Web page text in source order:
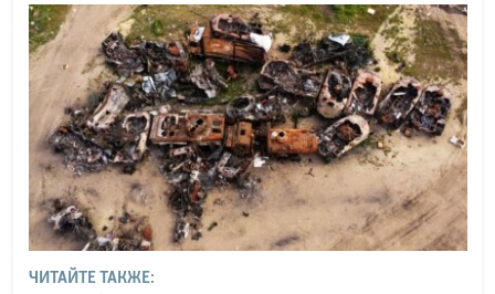
ЧИТАЙТЕ ТАКЖЕ: